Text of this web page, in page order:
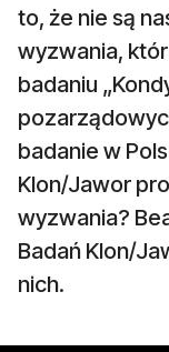
to, że nie są
wyzwania,
badaniu
badanie w
Klon/Jawor
wyzwania?
Badań Klon/
nich.